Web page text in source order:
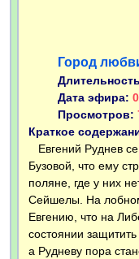
Город
Дата эфира:
Просмотров:
Краткое
Евгений Руднев
Бузовой, что ему
поляне, где у них
Сейшелы. На
Евгению, что на
состоянии
а Рудневу пора